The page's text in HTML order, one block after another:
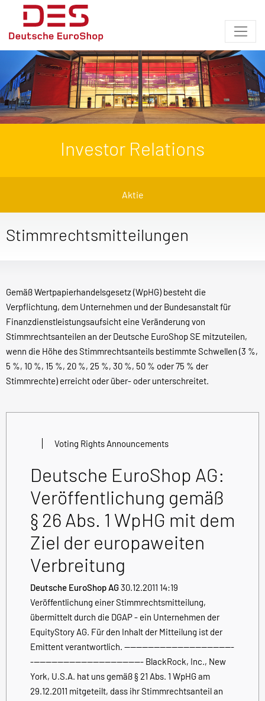
Investor Relations
Aktie
Stimmrechtsmitteilungen
Gemäß Wertpapierhandelsgesetz (WpHG) besteht die
Verpflichtung, dem Unternehmen und der Bundesanstalt für
Finanzdienstleistungsaufsicht eine Veränderung von
Stimmrechtsanteilen an der Deutsche EuroShop SE mitzuteilen,
wenn die Höhe des Stimmrechtsanteils bestimmte Schwellen (3 %,
5 %, 10 %, 15 %, 20 %, 25 %, 30 %, 50 % oder 75 % der
Stimmrechte) erreicht oder über- oder unterschreitet.
Voting Rights Announcements
Deutsche EuroShop AG:
Veröffentlichung gemäß
§ 26 Abs. 1 WpHG mit dem
Ziel der europaweiten
Verbreitung
Deutsche EuroShop AG30.12.2011 14:19
Veröffentlichung einer Stimmrechtsmitteilung,
übermittelt durch die DGAP - ein Unternehmen der
EquityStory AG. Für den Inhalt der Mitteilung ist der
Emittent verantwortlich. -------------------------------------
-------------------------------------- BlackRock, Inc., New
York, U.S.A. hat uns gemäß § 21 Abs. 1 WpHG am
29.12.2011 mitgeteilt, dass ihr Stimmrechtsanteil an